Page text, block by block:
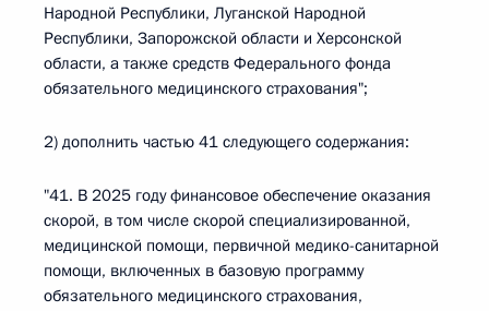
Народной Республики, Луганской Народной
Республики, Запорожской области и Херсонской
области, а также средств Федерального фонда
обязательного медицинского страхования";
2) дополнить частью 41 следующего содержания:
"41. В 2025 году финансовое обеспечение оказания
скорой, в том числе скорой специализированной,
медицинской помощи, первичной медико-санитарной
помощи, включенных в базовую программу
обязательного медицинского страхования,